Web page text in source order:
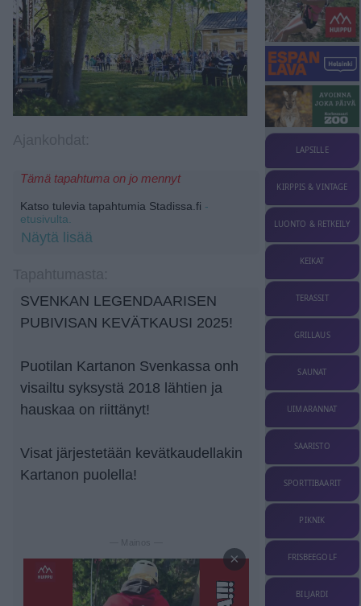
Tämä tapahtuma on jo mennyt
Katso tulevia tapahtumia Stadissa.fi -
etusivulta.
Näytä lisää
SVENKAN LEGENDAARISEN
PUBIVISAN KEVÄTKAUSI 2025!
Puotilan Kartanon Svenkassa onh
visailtu syksystä 2018 lähtien ja
hauskaa on riittänyt!
Visat järjestetään kevätkaudellakin
Kartanon puolella!
— Mainos —
×
LAPSILLE
KIRPPIS & VINTAGE
LUONTO & RETKEILY
KEIKAT
TERASSIT
GRILLAUS
SAUNAT
UIMARANNAT
SAARISTO
SPORTTIBAARIT
PIKNIK
FRISBEEGOLF
BILJARDI